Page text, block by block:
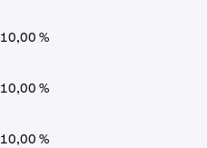
10,00 %
10,00 %
10,00 %